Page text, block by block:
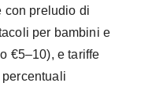
con preludio di
per bambini e
€5–10), e tariffe